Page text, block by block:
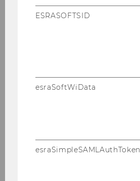
ESRASOFTSID
esraSoftWiData
esraSimpleSAMLAuthToken